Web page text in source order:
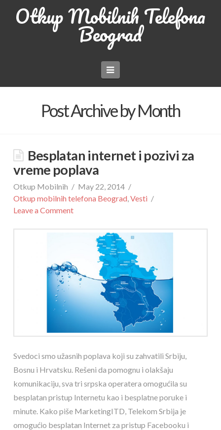
Otkup Mobilnih Telefona
Beograd
Navigation
Post Archive by Month
Besplatan internet i pozivi za
vreme poplava
Otkup Mobilnih
May 22, 2014
Otkup mobilnih telefona Beograd,Vesti
Leave a Comment
Svedoci smo užasnih poplava koji su zahvatili Srbiju,
Bosnu i Hrvatsku. Rešeni da pomognu i olakšaju
komunikaciju, sva tri srpska operatera omogućila su
besplatan pristup Internetu kao i besplatne poruke i
minute. Kako piše MarketingITD, Telekom Srbija je
omogućio besplatan Internet za pristup Facebooku i